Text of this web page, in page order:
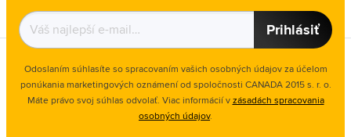
Prihlásiť
Odoslaním súhlasíte so spracovaním vašich osobných údajov za účelom
ponúkania marketingových oznámení od spoločnosti CANADA 2015 s. r. o.
Máte právo svoj súhlas odvolať. Viac informácií vzásadách spracovania
osobných údajov.